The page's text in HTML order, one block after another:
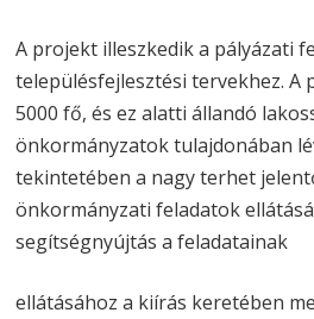
A projekt illeszkedik a pályázati
településfejlesztési tervekhez. A
5000 fő, és ez alatti állandó
önkormányzatok tulajdonában
tekintetében a nagy terhet
önkormányzati feladatok
segítségnyújtás a feladatainak
ellátásához a kiírás keretében